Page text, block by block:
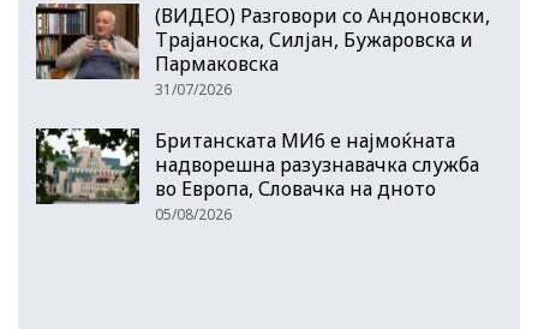
(ВИДЕО) Разговори со Андоновски,
Трајаноска, Силјан, Бужаровска и
Пармаковска
31/07/2026
Британската МИ6 е најмоќната
надворешна разузнавачка служба
во Европа, Словачка на дното
05/08/2026